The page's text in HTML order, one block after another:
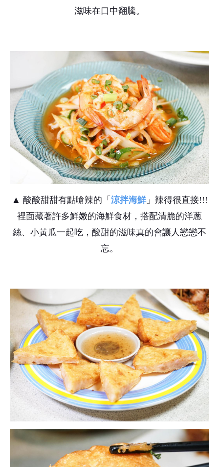
滋味在口中翻騰。
▲ 酸酸甜甜有點嗆辣的「 涼拌海鮮」辣得很直接!!!
裡面藏著許多鮮嫩的海鮮食材，搭配清脆的洋蔥
絲、小黃瓜一起吃，酸甜的滋味真的會讓人戀戀不
忘。